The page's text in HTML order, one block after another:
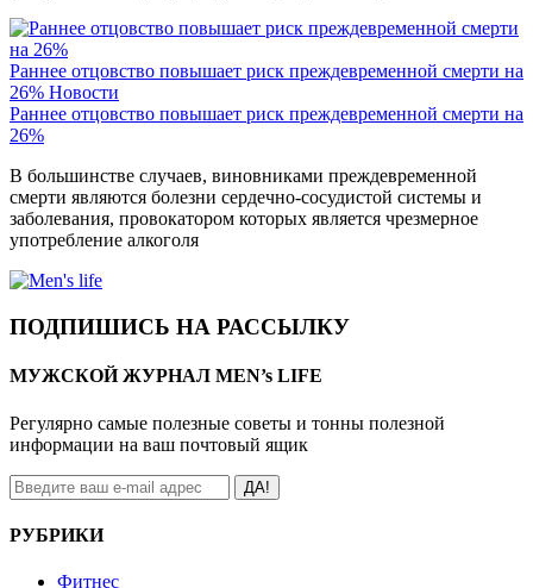
Раннее отцовство повышает риск преждевременной смерти на
26% Новости
Раннее отцовство повышает риск преждевременной смерти на
26%
В большинстве случаев, виновниками преждевременной
смерти являются болезни сердечно-сосудистой системы и
заболевания, провокатором которых является чрезмерное
употребление алкоголя
ПОДПИШИСЬ НА РАССЫЛКУ
МУЖСКОЙ ЖУРНАЛ MEN’s LIFE
Регулярно самые полезные советы и тонны полезной
информации на ваш почтовый ящик
ДА!
РУБРИКИ
Фитнес